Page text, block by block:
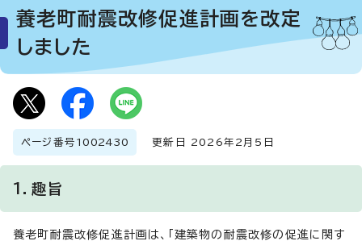
養老町耐震改修促進計画を改定
しました
ページ番号 1002430 更新日 2026年2月5日
1．趣旨
養老町耐震改修促進計画は、「建築物の耐震改修の促進に関す